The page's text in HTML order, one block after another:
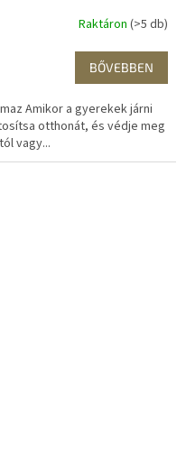
Raktáron (>5 db)
BŐVEBBEN
Amikor a gyerekek járni
otthonát, és védje meg
vagy...